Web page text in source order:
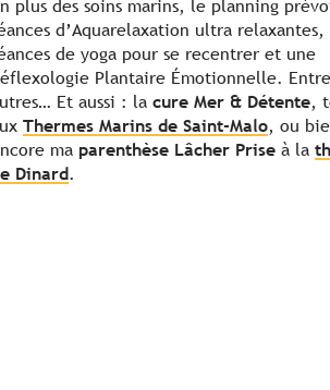
plus des soins marins, le planning
d’Aquarelaxation ultra relaxantes,
de yoga pour se recentrer et une
Plantaire Émotionnelle. Entre
Et aussi : la cure Mer & Détente,
Thermes Marins de Saint-Malo, ou
ma parenthèse Lâcher Prise à la
Dinard.